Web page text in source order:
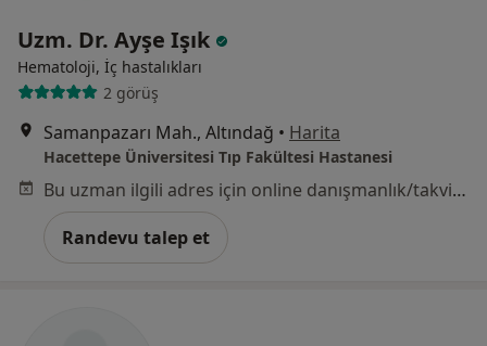
Uzm. Dr. Ayşe Işık
Hematoloji, İç hastalıkları
2 görüş
Samanpazarı Mah., Altındağ • Harita
Hacettepe Üniversitesi Tıp Fakültesi Hastanesi
Bu uzman ilgili adres için online danışmanlık/takvim sunmuyor.
Randevu talep et